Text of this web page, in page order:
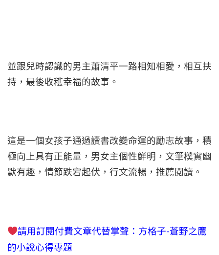
並跟兒時認識的男主蕭清平一路相知相愛，相互扶
持，最後收穫幸福的故事。
這是一個女孩子通過讀書改變命運的勵志故事，積
極向上具有正能量，男女主個性鮮明，文筆樸實幽
默有趣，情節跌宕起伏，行文流暢，推薦閱讀。
請用訂閱付費文章代替掌聲 ：方格子-蒼野之鷹
的小說心得專題